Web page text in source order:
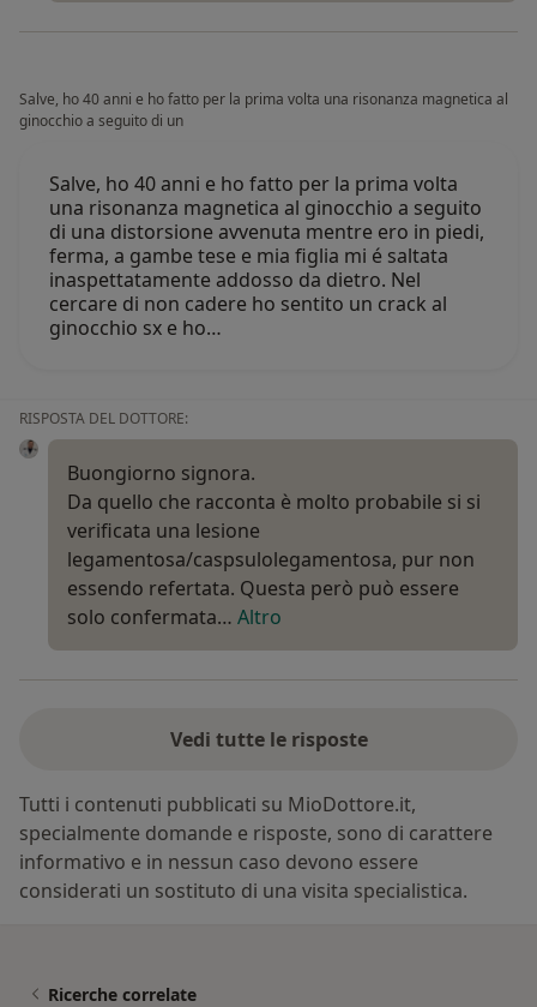
Salve, ho 40 anni e ho fatto per la prima volta una risonanza magnetica al
ginocchio a seguito di un
Salve, ho 40 anni e ho fatto per la prima volta
una risonanza magnetica al ginocchio a seguito
di una distorsione avvenuta mentre ero in piedi,
ferma, a gambe tese e mia figlia mi é saltata
inaspettatamente addosso da dietro. Nel
cercare di non cadere ho sentito un crack al
ginocchio sx e ho…
RISPOSTA DEL DOTTORE:
Buongiorno signora.
Da quello che racconta è molto probabile si si
verificata una lesione
legamentosa/caspsulolegamentosa, pur non
essendo refertata. Questa però può essere
solo confermata… Altro
Vedi tutte le risposte
Tutti i contenuti pubblicati su MioDottore.it,
specialmente domande e risposte, sono di carattere
informativo e in nessun caso devono essere
considerati un sostituto di una visita specialistica.
Ricerche correlate